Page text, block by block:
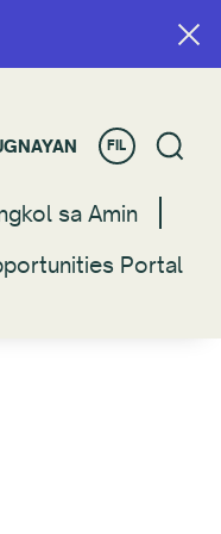
FIL
sa Amin
Portal
FIL
sa Amin
Portal